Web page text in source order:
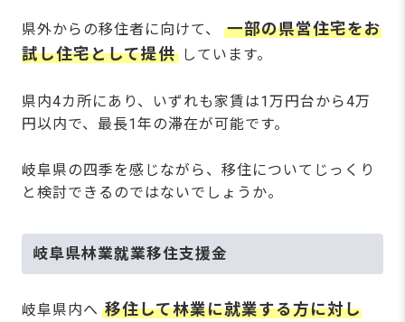
県外からの移住者に向けて、
一部の県営住宅をお
試し住宅として提供 しています。
県内4カ所にあり、いずれも家賃は1万円台から4万
円以内で、最長1年の滞在が可能です。
岐阜県の四季を感じながら、移住についてじっくり
と検討できるのではないでしょうか。
岐阜県林業就業移住支援金
岐阜県内へ 移住して林業に就業する方に対し